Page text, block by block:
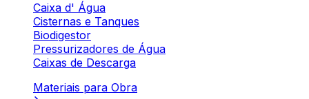
Caixa d' Água
Cisternas e Tanques
Biodigestor
Pressurizadores de Água
Caixas de Descarga
Materiais para Obra